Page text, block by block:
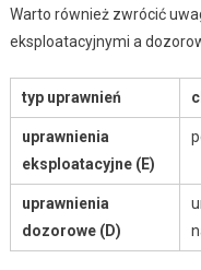
Warto również zwrócić
eksploatacyjnymi a
typ uprawnień
uprawnienia
eksploatacyjne (E)
uprawnienia
dozorowe (D)